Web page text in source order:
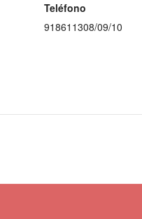
Teléfono
918611308/09/10